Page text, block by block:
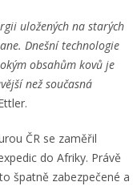
uložených na starých
Dnešní technologie
obsahům kovů je
než současná
ČR se zaměřil
do Afriky. Právě
špatně zabezpečené a